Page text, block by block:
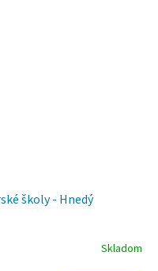
školy - Hnedý
Skladom